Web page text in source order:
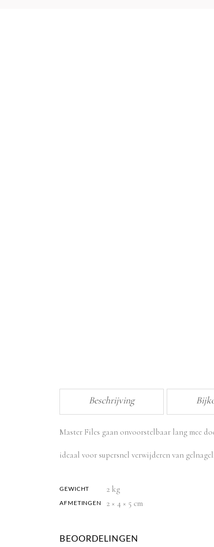
Beschrijving
Master Files gaan onvoorstelbaar lang mee
ideaal voor supersnel verwijderen van
GEWICHT 2 kg
AFMETINGEN 2 × 4 × 5 cm
BEOORDELINGEN